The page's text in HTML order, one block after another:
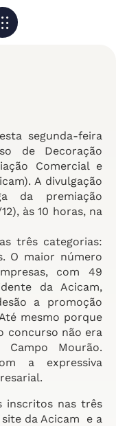
segunda-feira
de Decoração
Comercial e
A divulgação
da premiação
às 10 horas, na
três categorias:
O maior número
com 49
da Acicam,
a promoção
mesmo porque
concurso não era
Mourão.
a expressiva
inscritos nas três
da Acicam e a